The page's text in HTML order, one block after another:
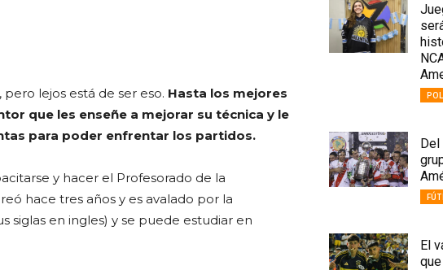
lejos está de ser eso. Hasta los mejores
que les enseñe a mejorar su técnica y le
para poder enfrentar los partidos.
y hacer el Profesorado de la
hace tres años y es avalado por la
siglas en ingles) y se puede estudiar en
Del
El